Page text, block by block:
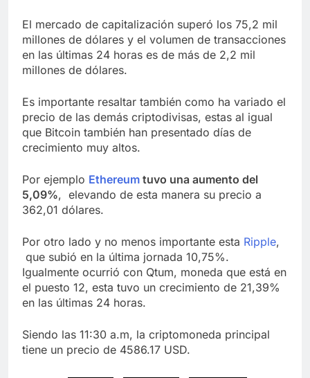
El mercado de capitalización superó los 75,2 mil
millones de dólares y el volumen de transacciones
en las últimas 24 horas es de más de 2,2 mil
millones de dólares.
Es importante resaltar también como ha variado el
precio de las demás criptodivisas, estas al igual
que Bitcoin también han presentado días de
crecimiento muy altos.
Por ejemplo Ethereum tuvo una aumento del
5,09%, elevando de esta manera su precio a
362,01 dólares.
Por otro lado y no menos importante esta Ripple,
que subió en la última jornada 10,75%.
Igualmente ocurrió con Qtum, moneda que está en
el puesto 12, esta tuvo un crecimiento de 21,39%
en las últimas 24 horas.
Siendo las 11:30 a.m, la criptomoneda principal
tiene un precio de 4586.17 USD.